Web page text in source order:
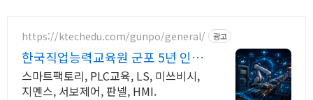
https://ktechedu.com/gunpo/general/ 광고
한국직업능력교육원 군포 5년 인증
우수 훈련 기관
스마트팩토리, PLC교육, LS, 미쓰비시,
지멘스, 서보제어, 판넬, HMI.